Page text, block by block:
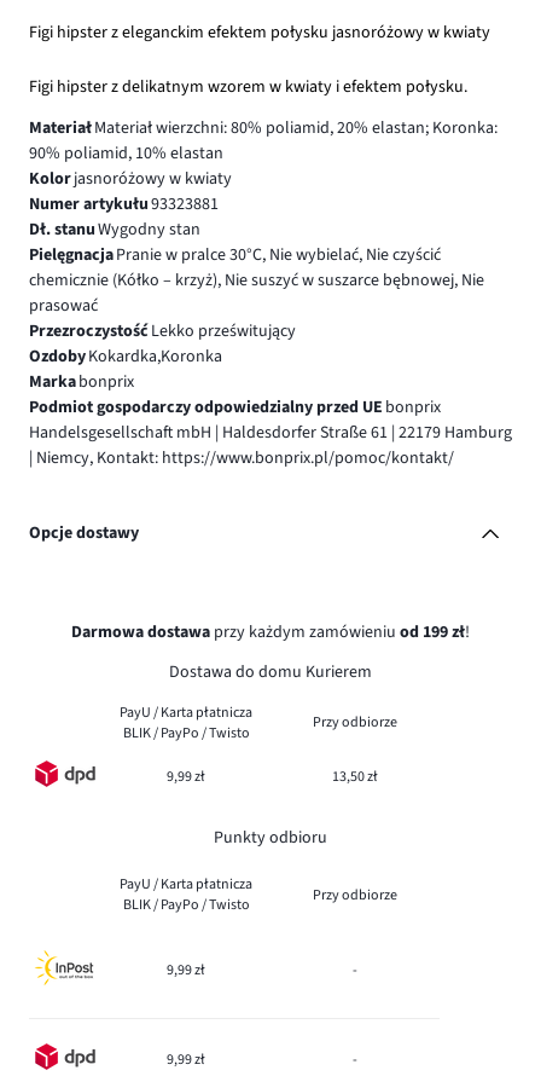
Figi hipster z eleganckim efektem połysku jasnoróżowy w kwiaty
Figi hipster z delikatnym wzorem w kwiaty i efektem połysku.
MateriałMateriał wierzchni: 80% poliamid, 20% elastan; Koronka:
90% poliamid, 10% elastan
Kolorjasnoróżowy w kwiaty
Numer artykułu93323881
Dł. stanuWygodny stan
PielęgnacjaPranie w pralce 30°C, Nie wybielać, Nie czyścić
chemicznie (Kółko – krzyż), Nie suszyć w suszarce bębnowej, Nie
prasować
PrzezroczystośćLekko prześwitujący
OzdobyKokardka,Koronka
Markabonprix
Podmiot gospodarczy odpowiedzialny przed UE bonprix
Handelsgesellschaft mbH | Haldesdorfer Straße 61 | 22179 Hamburg
| Niemcy, Kontakt: https://www.bonprix.pl/pomoc/kontakt/
Opcje dostawy
Darmowa dostawa przy każdym zamówieniu od 199 zł!
Dostawa do domu Kurierem
PayU / Karta płatnicza
BLIK / PayPo / Twisto
Przy odbiorze
9,99 zł 13,50 zł
Punkty odbioru
PayU / Karta płatnicza
BLIK / PayPo / Twisto
Przy odbiorze
9,99 zł -
9,99 zł -